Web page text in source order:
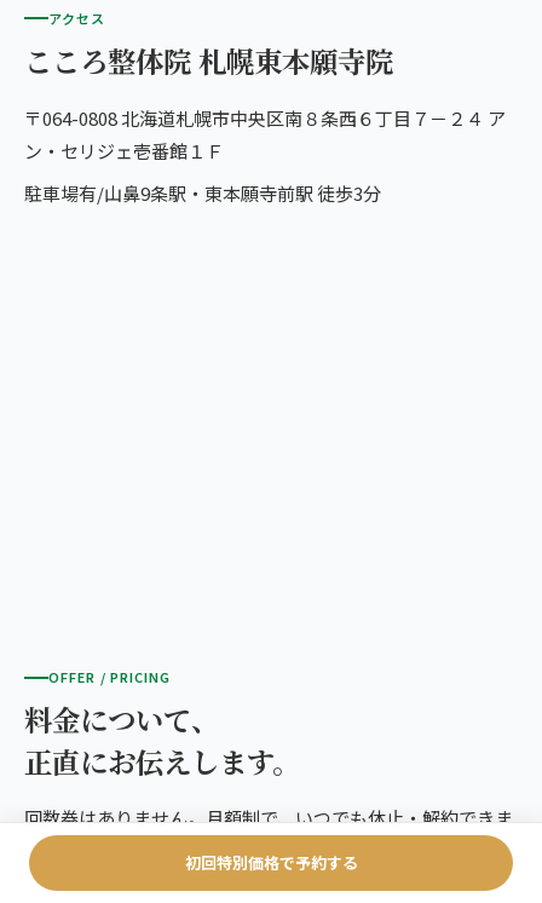
アクセス
こころ整体院 札幌東本願寺院
〒064-0808 北海道札幌市中央区南８条西６丁目７－２４ ア
ン・セリジェ壱番館１Ｆ
駐車場有/山鼻9条駅・東本願寺前駅 徒歩3分
OFFER / PRICING
料金について、
正直にお伝えします。
回数券はありません。月額制で、いつでも休止・解約できま
す。「合わなかったらどうしよう」という不安を感じる必要
はありません。
初回特別価格で予約する